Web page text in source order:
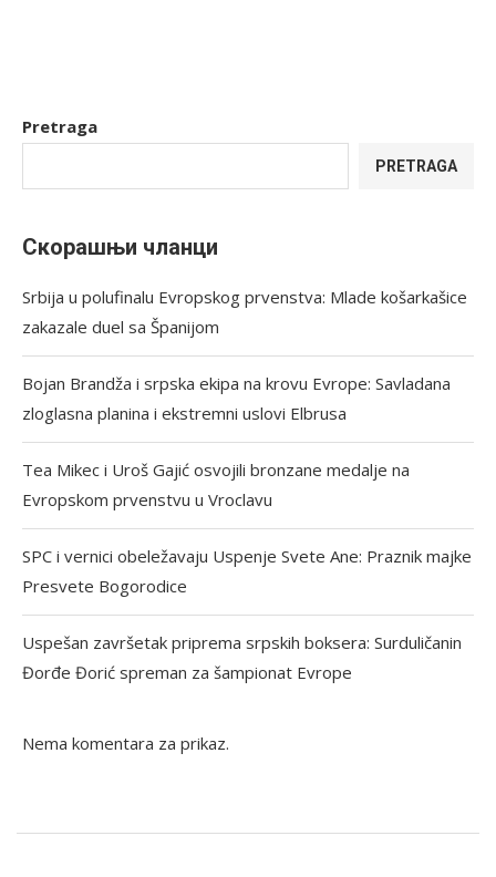
Pretraga
PRETRAGA
Скорашњи чланци
Srbija u polufinalu Evropskog prvenstva: Mlade košarkašice
zakazale duel sa Španijom
Bojan Brandža i srpska ekipa na krovu Evrope: Savladana
zloglasna planina i ekstremni uslovi Elbrusa
Tea Mikec i Uroš Gajić osvojili bronzane medalje na
Evropskom prvenstvu u Vroclavu
SPC i vernici obeležavaju Uspenje Svete Ane: Praznik majke
Presvete Bogorodice
Uspešan završetak priprema srpskih boksera: Surduličanin
Đorđe Đorić spreman za šampionat Evrope
Nema komentara za prikaz.